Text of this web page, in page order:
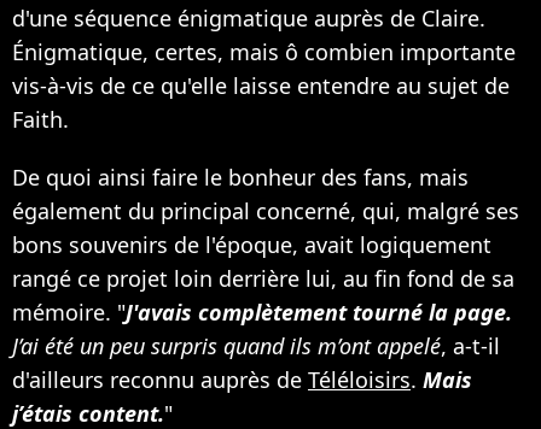
d'une séquence énigmatique auprès de Claire.
Énigmatique, certes, mais ô combien importante
vis-à-vis de ce qu'elle laisse entendre au sujet de
Faith.
De quoi ainsi faire le bonheur des fans, mais
également du principal concerné, qui, malgré ses
bons souvenirs de l'époque, avait logiquement
rangé ce projet loin derrière lui, au fin fond de sa
mémoire. "J'avais complètement tourné la page.
J’ai été un peu surpris quand ils m’ont appelé, a-t-il
d'ailleurs reconnu auprès de Téléloisirs. Mais
j’étais content."